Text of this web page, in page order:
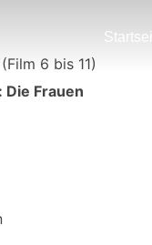
(Film 6 bis 11)
Frauen